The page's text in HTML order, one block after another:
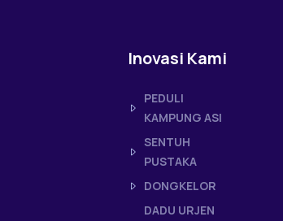
Inovasi Kami
PEDULI
KAMPUNG ASI
SENTUH
PUSTAKA
DONGKELOR
DADU URJEN